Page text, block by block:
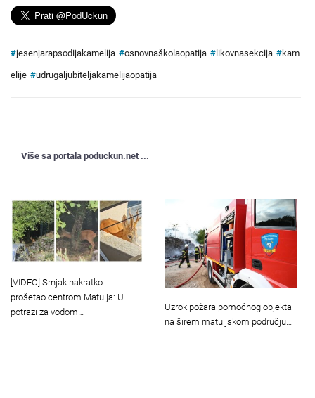
#jesenjarapsodijakamelija #osnovnaškolaopatija # likovnasekcija #kam
elije #udrugaljubiteljakamelijaopatija
Više sa portala poduckun.net ...
[VIDEO] Srnjak nakratko
prošetao centrom Matulja: U
potrazi za vodom…
Uzrok požara pomoćnog objekta
na širem matuljskom području…